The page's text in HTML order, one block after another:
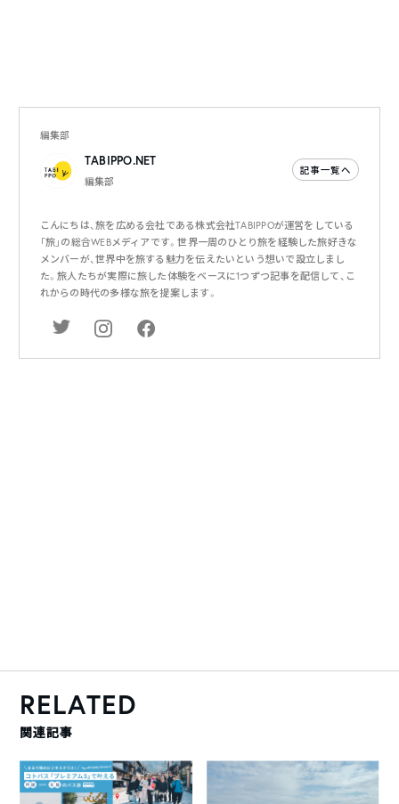
編集部
TABIPPO.NET
編集部
記事一覧へ
こんにちは、旅を広める会社である株式会社TABIPPOが運営をしている
「旅」の総合WEBメディアです。世界一周のひとり旅を経験した旅好きな
メンバーが、世界中を旅する魅力を伝えたいという想いで設立しまし
た。旅人たちが実際に旅した体験をベースに1つずつ記事を配信して、こ
れからの時代の多様な旅を提案します。
RELATED
関連記事